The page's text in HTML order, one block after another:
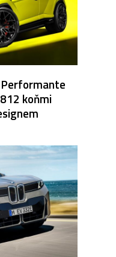
Performante
koňmi